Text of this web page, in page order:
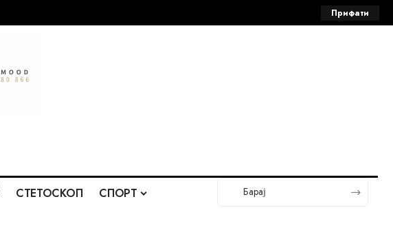
Прифати
СТЕТОСКОП СПОРТ